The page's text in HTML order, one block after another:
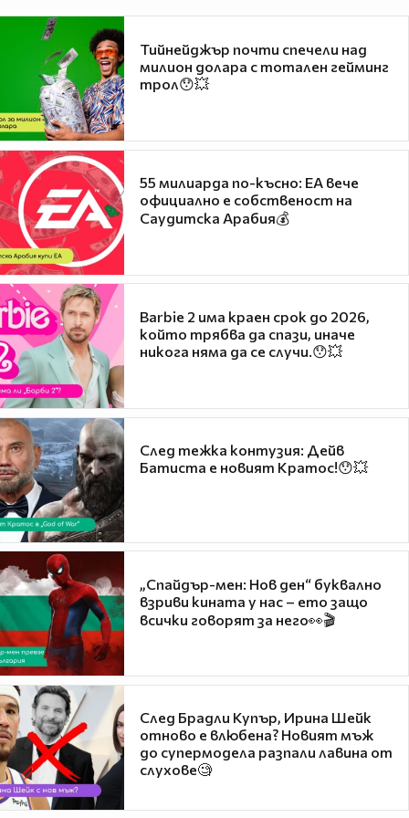
Тийнейджър почти спечели над
милион долара с тотален гейминг
трол😯💥
55 милиарда по-късно: EA вече
официално е собственост на
Саудитска Арабия💰
Barbie 2 има краен срок до 2026,
който трябва да спази, иначе
никога няма да се случи.😯💥
След тежка контузия: Дейв
Батиста е новият Кратос!😯💥
„Спайдър-мен: Нов ден“ буквално
взриви кината у нас – ето защо
всички говорят за него👀🎬
След Брадли Купър, Ирина Шейк
отново е влюбена? Новият мъж
до супермодела разпали лавина от
слухове🧐